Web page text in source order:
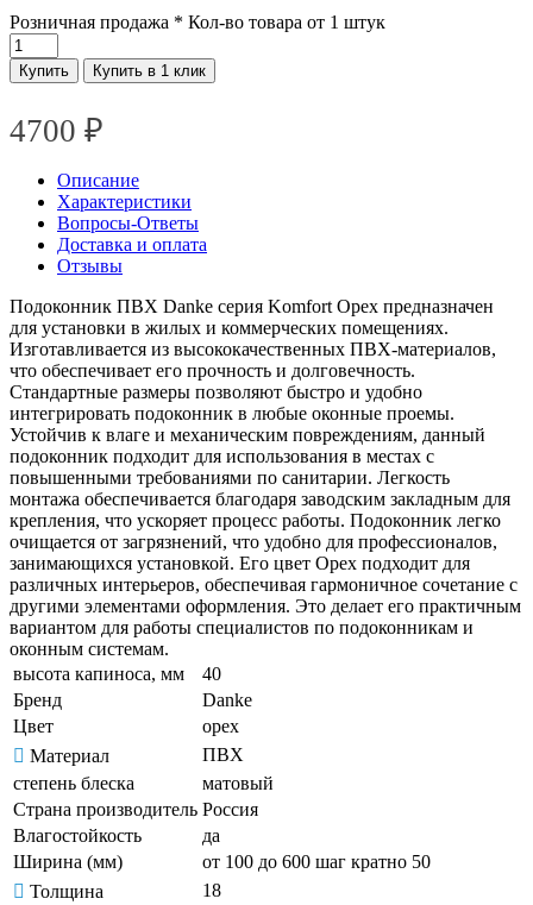
Розничная продажа * Кол-во товара от 1 штук
Купить Купить в 1 клик
4700 ₽
Описание
Характеристики
Вопросы-Ответы
Доставка и оплата
Отзывы
Подоконник ПВХ Danke серия Komfort Орех предназначен
для установки в жилых и коммерческих помещениях.
Изготавливается из высококачественных ПВХ-материалов,
что обеспечивает его прочность и долговечность.
Стандартные размеры позволяют быстро и удобно
интегрировать подоконник в любые оконные проемы.
Устойчив к влаге и механическим повреждениям, данный
подоконник подходит для использования в местах с
повышенными требованиями по санитарии. Легкость
монтажа обеспечивается благодаря заводским закладным для
крепления, что ускоряет процесс работы. Подоконник легко
очищается от загрязнений, что удобно для профессионалов,
занимающихся установкой. Его цвет Орех подходит для
различных интерьеров, обеспечивая гармоничное сочетание с
другими элементами оформления. Это делает его практичным
вариантом для работы специалистов по подоконникам и
оконным системам.
высота капиноса, мм
40
Бренд
Danke
Цвет
орех
Материал
ПВХ
степень блеска
матовый
Страна производитель Россия
Влагостойкость
да
Ширина (мм)
от 100 до 600 шаг кратно 50
Толщина
18